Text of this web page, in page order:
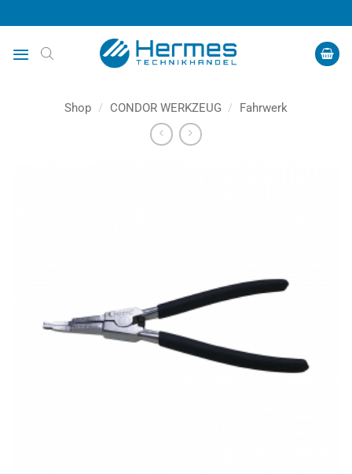
Inhalt
springen
Shop / CONDOR WERKZEUG / Fahrwerk